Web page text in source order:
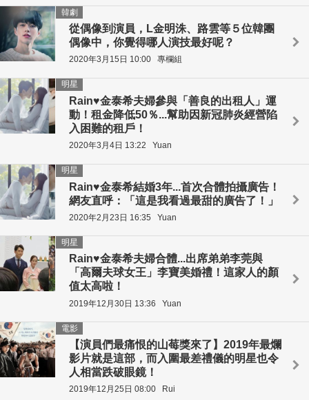
從偶像到演員，L金明洙、路雲等５位韓團
偶像中，你覺得哪人演技最好呢？
韓劇
2020年3月15日 10:00 專欄組
Rain♥金泰希夫婦參與「善良的出租人」運
動！租金降低50％...幫助因新冠肺炎經營陷
入困難的租戶！
明星
2020年3月4日 13:22 Yuan
Rain♥金泰希結婚3年...首次合體拍攝廣告！
網友直呼：「這是我看過最甜的廣告了！」
明星
2020年2月23日 16:35 Yuan
Rain♥金泰希夫婦合體...出席弟弟李莞與
「高爾夫球女王」李寶美婚禮！這家人的顏
值太高啦！
明星
2019年12月30日 13:36 Yuan
【演員們最痛恨的山莓獎來了】2019年最爛
影片就是這部，而入圍最差禮儀的明星也令
人相當跌破眼鏡！
電影
2019年12月25日 08:00 Rui